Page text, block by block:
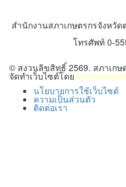
สำนักงานสภาเกษตรกรจังหวัด
โทรศัพท์ 0-
© สงวนลิขสิทธิ์ 2569. สภาเกษ
จัดทำเว็บไซต์โดย khontamweb
นโยบายการใช้เว็บไซต์
ความเป็นส่วนตัว
ติดต่อเรา